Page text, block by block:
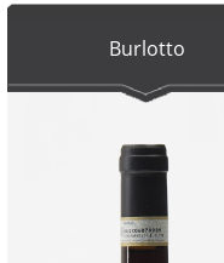
Burlotto